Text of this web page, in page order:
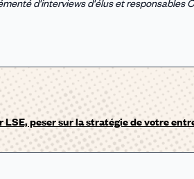
LSE, peser sur la stratégie de votre